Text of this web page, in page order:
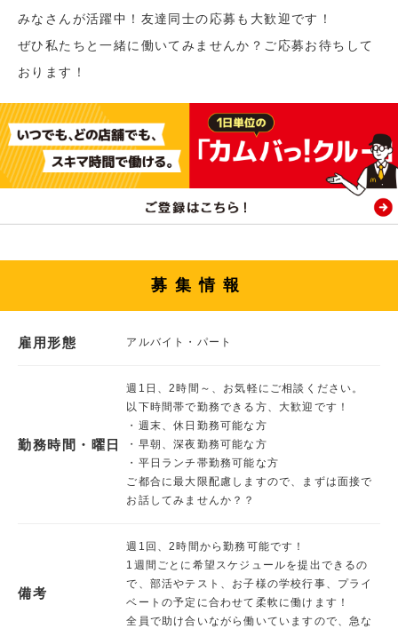
みなさんが活躍中！友達同士の応募も大歓迎です！
ぜひ私たちと一緒に働いてみませんか？ご応募お待ちして
おります！
募集情報
雇用形態 アルバイト・パート
勤務時間・曜日
週1日、2時間～、お気軽にご相談ください。
以下時間帯で勤務できる方、大歓迎です！
・週末、休日勤務可能な方
・早朝、深夜勤務可能な方
・平日ランチ帯勤務可能な方
ご都合に最大限配慮しますので、まずは面接で
お話してみませんか？？
備考
週1回、2時間から勤務可能です！
1週間ごとに希望スケジュールを提出できるの
で、部活やテスト、お子様の学校行事、プライ
ベートの予定に合わせて柔軟に働けます！
全員で助け合いながら働いていますので、急な